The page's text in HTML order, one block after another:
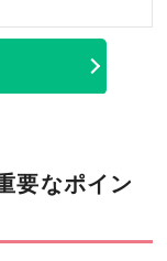
要なポイン